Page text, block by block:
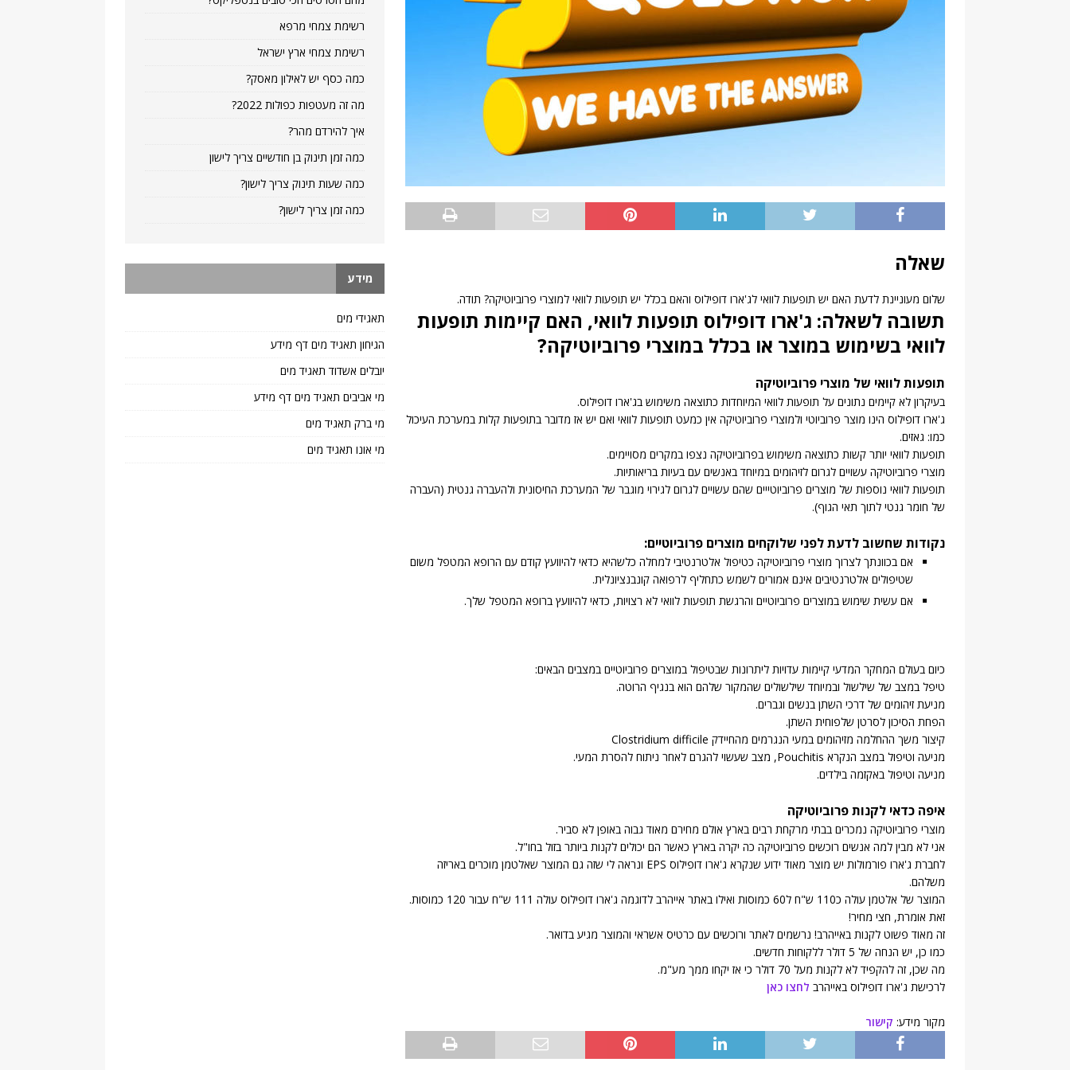
שאלה
שלום מעוניינת לדעת האם יש תופעות לוואי לג'ארו דופילוס והאם בכלל יש תופעות לוואי למוצרי פרוביוטיקה? תודה.
תשובה לשאלה: ג'ארו דופילוס תופעות לוואי, האם קיימות תופעות
לוואי בשימוש במוצר או בכלל במוצרי פרוביוטיקה?
תופעות לוואי של מוצרי פרוביוטיקה
בעיקרון לא קיימים נתונים על תופעות לוואי המיוחדות כתוצאה משימוש בג'ארו דופילוס.
ג'ארו דופילוס הינו מוצר פרוביוטי ולמוצרי פרוביוטיקה אין כמעט תופעות לוואי ואם יש אז מדובר בתופעות קלות במערכת העיכול
כמו: גאזים.
תופעות לוואי יותר קשות כתוצאה משימוש בפרוביוטיקה נצפו במקרים מסויימים.
מוצרי פרוביוטיקה עשויים לגרום לזיהומים במיוחד באנשים עם בעיות בריאותיות.
תופעות לוואי נוספות של מוצרים פרוביוטייים שהם עשויים לגרום לגירוי מוגבר של המערכת החיסונית ולהעברה גנטית (העברה
של חומר גנטי לתוך תאי הגוף).
נקודות שחשוב לדעת לפני שלוקחים מוצרים פרוביוטיים:
אם בכוונתך לצרוך מוצרי פרוביוטיקה כטיפול אלטרנטיבי למחלה כלשהיא כדאי להיוועץ קודם עם הרופא המטפל משום
שטיפולים אלטרנטיבים אינם אמורים לשמש כתחליף לרפואה קונבנציונלית.
אם עשית שימוש במוצרים פרוביוטיים והרגשת תופעות לוואי לא רצויות, כדאי להיוועץ ברופא המטפל שלך.
כיום בעולם המחקר המדעי קיימות עדויות ליתרונות שבטיפול במוצרים פרוביוטיים במצבים הבאים:
טיפל במצב של שילשול ובמיוחד שילשולים שהמקור שלהם הוא בנגיף הרוטה.
מניעת זיהומים של דרכי השתן בנשים וגברים.
הפחת הסיכון לסרטן שלפוחית השתן.
קיצור משך ההחלמה מזיהומים במעי הנגרמים מהחיידק Clostridium difficile
מניעה וטיפול במצב הנקרא Pouchitis, מצב שעשוי להגרם לאחר ניתוח להסרת המעי.
מניעה וטיפול באקזמה בילדים.
איפה כדאי לקנות פרוביוטיקה
מוצרי פרוביוטיקה נמכרים בבתי מרקחת רבים בארץ אולם מחירם מאוד גבוה באופן לא סביר.
אני לא מבין למה אנשים רוכשים פרוביוטיקה כה יקרה בארץ כאשר הם יכולים לקנות ביותר בזול בחו"ל.
לחברת ג'ארו פורמולות יש מוצר מאוד ידוע שנקרא ג'ארו דופילוס EPS ונראה לי שזה גם המוצר שאלטמן מוכרים באריזה
משלהם.
המוצר של אלטמן עולה כ110 ש"ח ל60 כמוסות ואילו באתר אייהרב לדוגמה ג'ארו דופילוס עולה 111 ש"ח עבור 120 כמוסות.
זאת אומרת, חצי מחיר!
זה מאוד פשוט לקנות באייהרב! נרשמים לאתר ורוכשים עם כרטיס אשראי והמוצר מגיע בדואר.
כמו כן, יש הנחה של 5 דולר ללקוחות חדשים.
מה שכן, זה להקפיד לא לקנות מעל 70 דולר כי אז יקחו ממך מע"מ.
לרכישת ג'ארו דופילוס באייהרב לחצו כאן
מקור מידע: קישור
רשימת צמחי מרפא
רשימת צמחי ארץ ישראל
כמה כסף יש לאילון מאסק?
מה זה מעטפות כפולות 2022?
איך להירדם מהר?
כמה זמן תינוק בן חודשיים צריך לישון
כמה שעות תינוק צריך לישון?
כמה זמן צריך לישון?
מידע
תאגידי מים
הגיחון תאגיד מים דף מידע
יובלים אשדוד תאגיד מים
מי אביבים תאגיד מים דף מידע
מי ברק תאגיד מים
מי אונו תאגיד מים